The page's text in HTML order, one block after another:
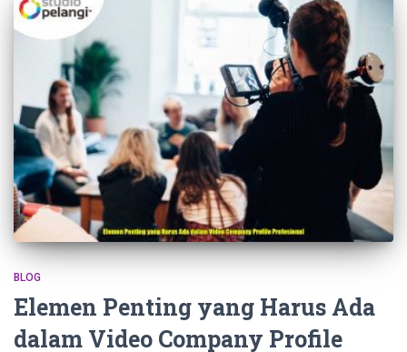
BLOG
Elemen Penting yang Harus Ada
dalam Video Company Profile